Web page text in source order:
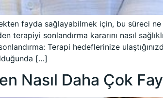
fayda sağlayabilmek için, bu süreci
terapiyi sonlandırma kararını nasıl
Terapi hedeflerinize
[…]
Nasıl Daha Çok